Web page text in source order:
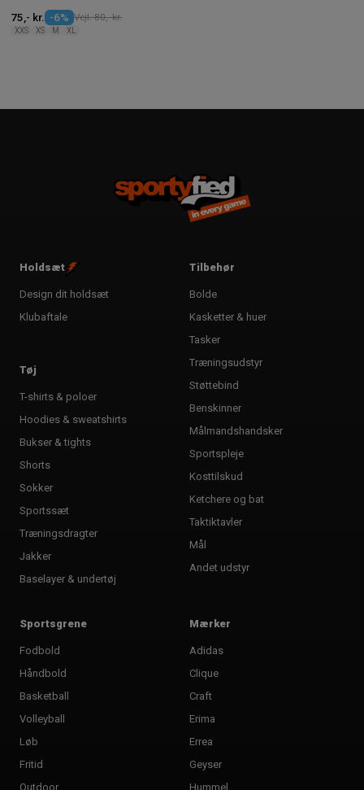
75,- kr. -6% Vejl. 80,- kr.
XXS XS M XL
Holdsæt
Design dit holdsæt
Klubaftale
Tøj
T-shirts & poloer
Hoodies & sweatshirts
Bukser & tights
Shorts
Sokker
Sportssæt
Træningsdragter
Jakker
Baselayer & undertøj
Tilbehør
Bolde
Kasketter & huer
Tasker
Træningsudstyr
Støttebind
Benskinner
Målmandshandsker
Sportspleje
Kosttilskud
Ketchere og bat
Taktiktavler
Mål
Andet udstyr
Sportsgrene
Fodbold
Håndbold
Basketball
Volleyball
Løb
Fritid
Outdoor
Mærker
Adidas
Clique
Craft
Erima
Errea
Geyser
Hummel